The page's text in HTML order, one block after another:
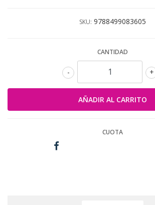
SKU: 9788499083605
CANTIDAD
+
-
CUOTA